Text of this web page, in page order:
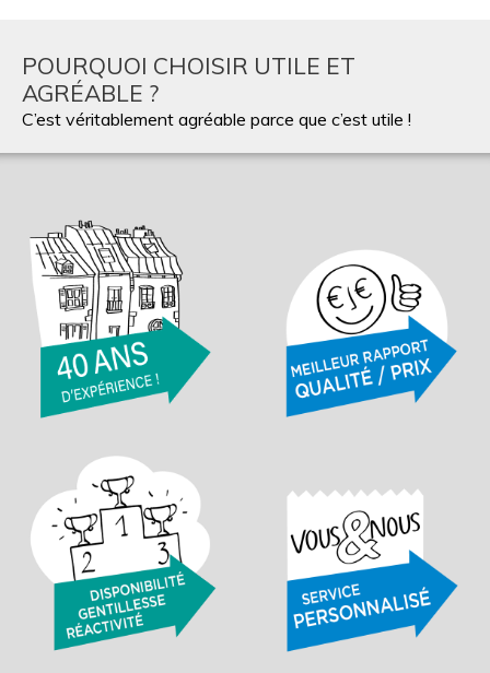
POURQUOI CHOISIR UTILE ET
AGRÉABLE ?
C’est véritablement agréable parce que c’est utile !